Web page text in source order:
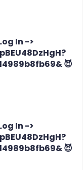
In ->
😈
In ->
😈